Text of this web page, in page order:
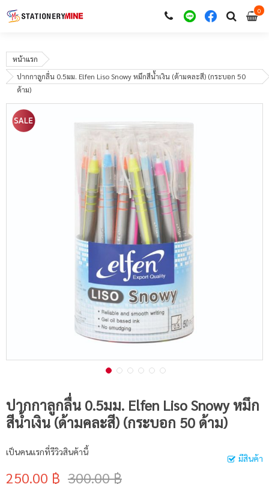
00
หน้าแรก
ปากกาลูกลื่น 0.5มม. Elfen Liso Snowy หมึกสีน้ำเงิน (ด้ามคละสี) (กระบอก 50
ด้าม)
ปากกาลูกลื่น 0.5มม. Elfen Liso Snowy หมึก
สีน้ำเงิน (ด้ามคละสี) (กระบอก 50 ด้าม)
มีสินค้า
เป็นคนแรกที่รีวิวสินค้านี้
250.00 ฿ 300.00 ฿